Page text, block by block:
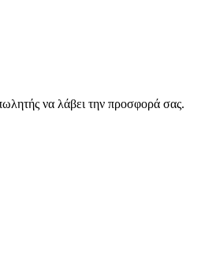
να λάβει την προσφορά σας.